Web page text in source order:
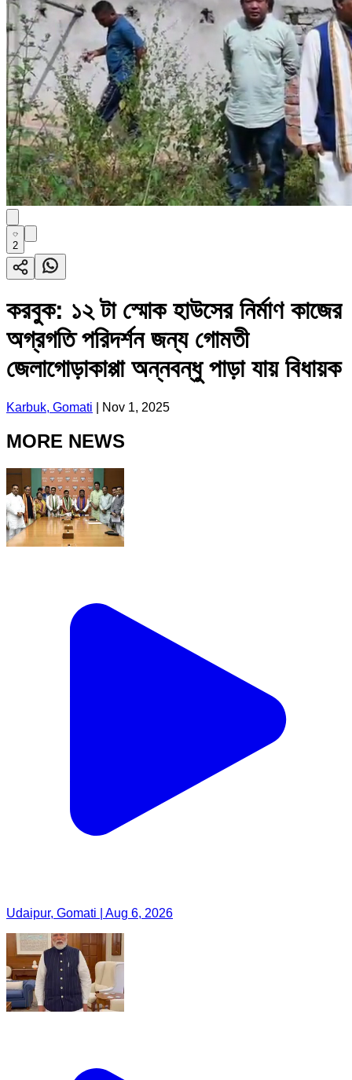
2
করবুক: ১২ টা স্মোক হাউসের নির্মাণ কাজের
অগ্রগতি পরিদর্শন জন্য গোমতী
জেলাগোড়াকাপ্পা অন্নবন্ধু পাড়া যায় বিধায়ক
Karbuk, Gomati Nov 1, 2025
MORE NEWS
Udaipur, Gomati | Aug 6, 2026